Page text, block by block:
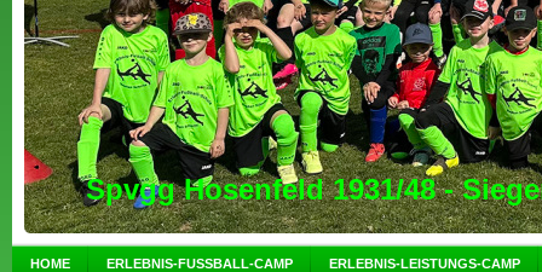
Spvgg Hosenfeld 1931/48 -
HOME ERLEBNIS-FUSSBALL-CAMP ERLEBNIS-LEISTUNGS-CAMP